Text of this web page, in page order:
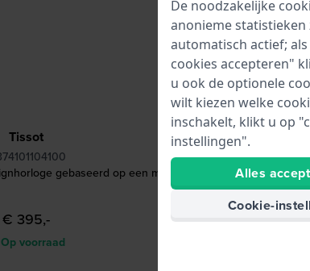
Tissot
gebaseerd op een model uit 1978
€ 395,-
voorraad
De noodzakelijke
anonieme statistieken
automatisch actief;
cookies accepteren"
u ook de optionele
wilt kiezen welke
inschakelt, klikt u op
instellingen".
Alles
Cookie-